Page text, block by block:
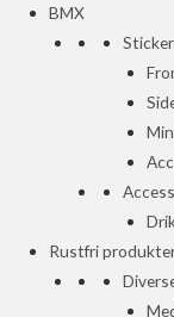
BMX
Rustfri